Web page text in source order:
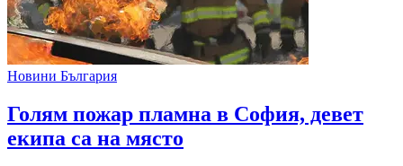
Новини България
Голям пожар пламна в София, девет
екипа са на място